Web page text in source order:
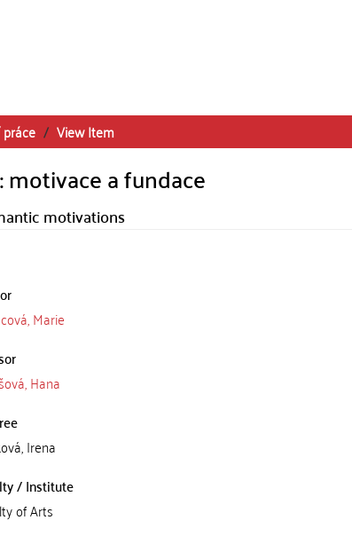
View Item
a fundace
motivations
Marie
Hana
Irena
/ Institute
of Arts